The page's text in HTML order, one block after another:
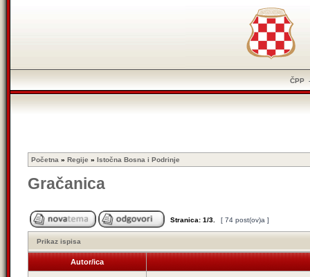
ČPP
Početna » Regije » Istočna Bosna i Podrinje
Gračanica
Stranica: 1/3 [ 74 post(ov)a ]
Prikaz ispisa
Autor/ica